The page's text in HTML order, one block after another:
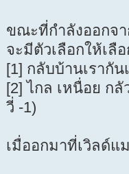
ขณะที่กำลังออกจา
จะมีตัวเลือกให้เลื
[1] กลับบ้านเรากั
[2] ไกล เหนื่อย ก
วี่ -1)
เมื่ออกมาที่เวิลด์แ